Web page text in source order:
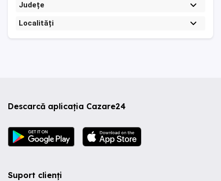
Județe
Localități
Descarcă aplicația Cazare24
Suport clienți